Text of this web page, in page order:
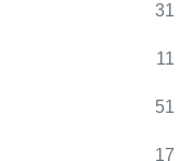
31
11
51
17